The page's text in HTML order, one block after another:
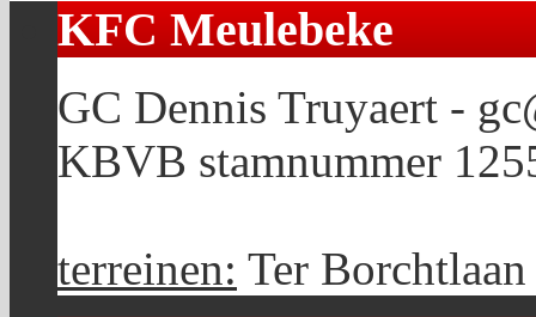
KFC Meulebeke
GC Dennis Truyaert -
KBVB stamnummer
terreinen: Ter Borchtlaan